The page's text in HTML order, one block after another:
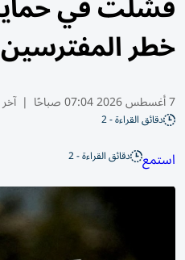
خطر المفترسين
7 أغسطس 2026 07:04 صباحًا |
دقائق القراءة - 2
استمع دقائق القراءة - 2